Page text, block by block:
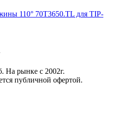
110° 70T3650.TL для TIP-
На рынке с 2002г.
публичной офертой.